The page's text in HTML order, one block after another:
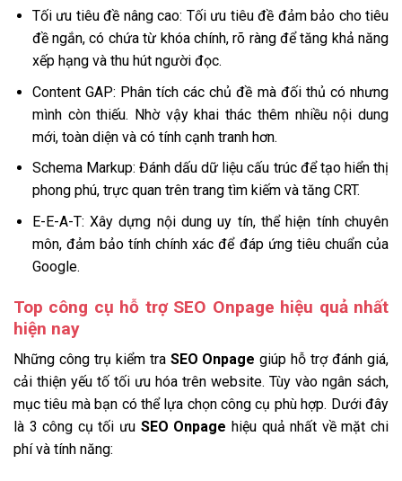
Tối ưu tiêu đề nâng cao: Tối ưu tiêu đề đảm bảo cho tiêu
đề ngắn, có chứa từ khóa chính, rõ ràng để tăng khả năng
xếp hạng và thu hút người đọc.
Content GAP: Phân tích các chủ đề mà đối thủ có nhưng
mình còn thiếu. Nhờ vậy khai thác thêm nhiều nội dung
mới, toàn diện và có tính cạnh tranh hơn.
Schema Markup: Đánh dấu dữ liệu cấu trúc để tạo hiển thị
phong phú, trực quan trên trang tìm kiếm và tăng CRT.
E-E-A-T: Xây dựng nội dung uy tín, thể hiện tính chuyên
môn, đảm bảo tính chính xác để đáp ứng tiêu chuẩn của
Google.
Top công cụ hỗ trợ SEO Onpage hiệu quả nhất
hiện nay
Những công trụ kiểm tra SEO Onpage giúp hỗ trợ đánh giá,
cải thiện yếu tố tối ưu hóa trên website. Tùy vào ngân sách,
mục tiêu mà bạn có thể lựa chọn công cụ phù hợp. Dưới đây
là 3 công cụ tối ưu SEO Onpage hiệu quả nhất về mặt chi
phí và tính năng: